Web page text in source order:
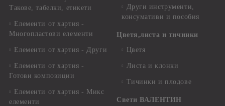
Такове, табелки, етикети
Елементи от хартия -
Многопластови елементи
Елементи от хартия - Други
Елементи от хартия -
Готови композиции
Елементи от хартия - Микс
елементи
Други инструменти,
консумативи и пособия
Цветя,листа и тичинки
Цветя
Листа и клонки
Тичинки и плодове
Свети ВАЛЕНТИН